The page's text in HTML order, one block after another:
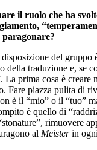
il ruolo che ha
del gruppo
della traduzione e, se
La prima cosa è creare
Fare piazza pulita di
è il “mio” o il “tuo”
è quello di
rimuovere
al Meisterin